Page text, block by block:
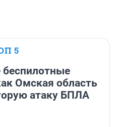
5
Омская область
атаку БПЛА